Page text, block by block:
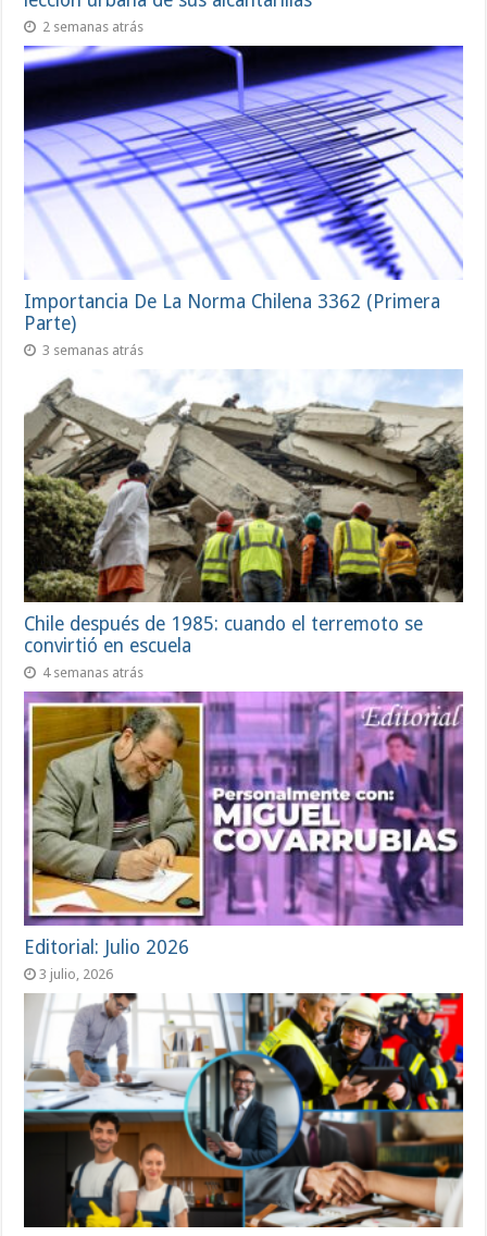
2 semanas atrás
Importancia De La Norma Chilena 3362 (Primera
Parte)
3 semanas atrás
Chile después de 1985: cuando el terremoto se
convirtió en escuela
4 semanas atrás
Editorial: Julio 2026
3 julio, 2026